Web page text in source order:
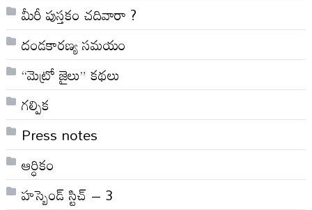
మీరీ పుస్తకం చదివారా ?
దండకారణ్య సమయం
“మెట్రో జైలు” కథలు
గల్పిక
Press notes
ఆర్ధికం
హస్బెండ్ స్టిచ్ – 3